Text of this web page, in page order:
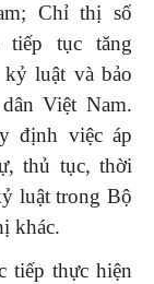
Chỉ thị số
tiếp tục tăng
luật và bảo
Việt Nam.
định việc áp
thủ tục, thời
luật trong Bộ
khác.
tiếp thực hiện